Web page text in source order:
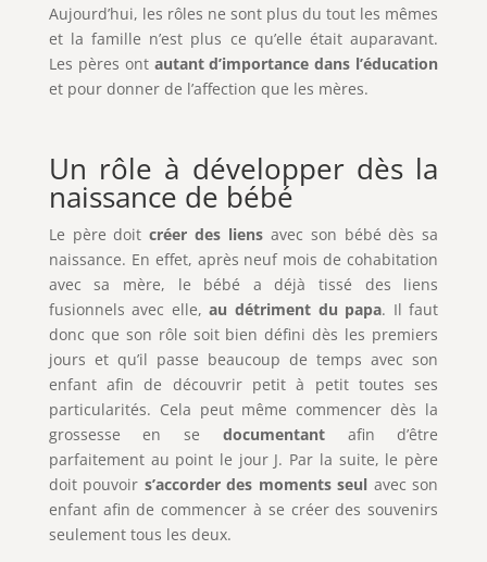
Aujourd’hui, les rôles ne sont plus du tout les mêmes
et la famille n’est plus ce qu’elle était auparavant.
Les pères ont autant d’importance dans l’éducation
et pour donner de l’affection que les mères.
Un rôle à développer dès la
naissance de bébé
Le père doitcréer des liens avec son bébé dès sa
naissance. En effet, après neuf mois de cohabitation
avec sa mère, le bébé a déjà tissé des liens
fusionnels avec elle,au détriment du papa. Il faut
donc que son rôle soit bien défini dès les premiers
jours et qu’il passe beaucoup de temps avec son
enfant afin de découvrir petit à petit toutes ses
particularités. Cela peut même commencer dès la
grossesse en se documentantafin d’être
parfaitement au point le jour J. Par la suite, le père
doit pouvoir s’accorder des moments seul avec son
enfant afin de commencer à se créer des souvenirs
seulement tous les deux.